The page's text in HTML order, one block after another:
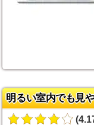
明るい室内でも見